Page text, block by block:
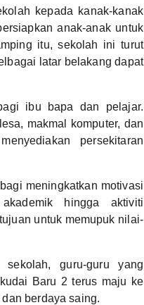
kepada kanak-kanak
anak-anak untuk
itu, sekolah ini turut
latar belakang dapat
ibu bapa dan pelajar.
makmal komputer, dan
persekitaran
meningkatkan motivasi
hingga aktiviti
untuk memupuk nilai-
guru-guru yang
Baru 2 terus maju ke
berdaya saing.